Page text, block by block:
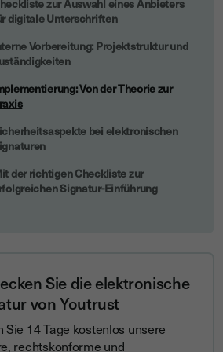
digitale Unterschriften
Vorbereitung: Projektstruktur und
Von der Theorie zur
bei elektronischen
der richtigen Checkliste zur
Signatur-Einführung
Sie die elektronische
von Youtrust
Sie 14 Tage kostenlos unsere
rechtskonforme und